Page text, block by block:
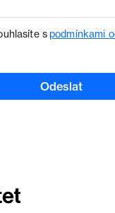
spodmínkami
Odeslat